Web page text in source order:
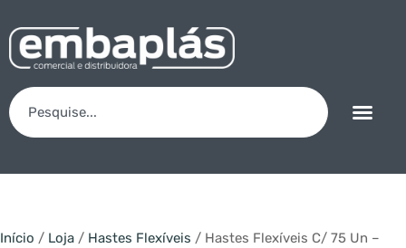
Início / Loja / Hastes Flexíveis / Hastes Flexíveis C/ 75 Un –